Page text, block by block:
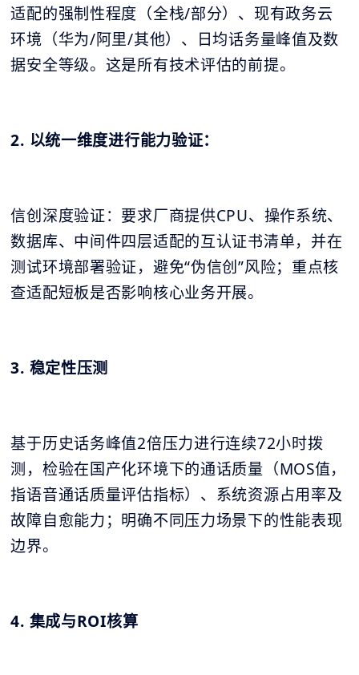
适配的强制性程度（全栈/部分）、现有政务云
环境（华为/阿里/其他）、日均话务量峰值及数
据安全等级。这是所有技术评估的前提。
2. 以统一维度进行能力验证：
信创深度验证：要求厂商提供CPU、操作系统、
数据库、中间件四层适配的互认证书清单，并在
测试环境部署验证，避免“伪信创”风险；重点核
查适配短板是否影响核心业务开展。
3. 稳定性压测
基于历史话务峰值2倍压力进行连续72小时拨
测，检验在国产化环境下的通话质量（MOS值，
指语音通话质量评估指标）、系统资源占用率及
故障自愈能力；明确不同压力场景下的性能表现
边界。
4. 集成与ROI核算